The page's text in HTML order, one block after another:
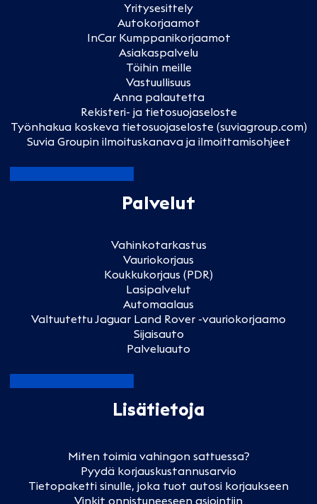
Yritysesittely
Autokorjaamot
InCar Kumppanikorjaamot
Asiakaspalvelu
Töihin meille
Vastuullisuus
Anna palautetta
Rekisteri- ja tietosuojaseloste
Työnhakua koskeva tietosuojaseloste (suviagroup.com)
Suvia Groupin ilmoituskanava ja ilmoittamisohjeet
Palvelut
Vahinkotarkastus
Vauriokorjaus
Koukkukorjaus (PDR)
Lasipalvelut
Automaalaus
Valtuutettu Jaguar Land Rover -vauriokorjaamo
Sijaisauto
Palveluauto
Lisätietoja
Miten toimia vahingon sattuessa?
Pyydä korjauskustannusarvio
Tietopaketti sinulle, joka tuot autosi korjaukseen
Vinkit onnistuneeseen asiointiin